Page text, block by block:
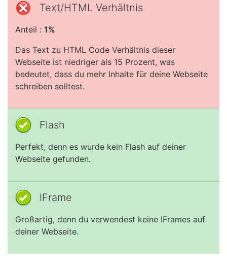
Text/HTML Verhältnis
Anteil : 1%
Das Text zu HTML Code Verhältnis dieser
Webseite ist niedriger als 15 Prozent, was
bedeutet, dass du mehr Inhalte für deine Webseite
schreiben solltest.
Flash
Perfekt, denn es wurde kein Flash auf deiner
Webseite gefunden.
IFrame
Großartig, denn du verwendest keine IFrames auf
deiner Webseite.